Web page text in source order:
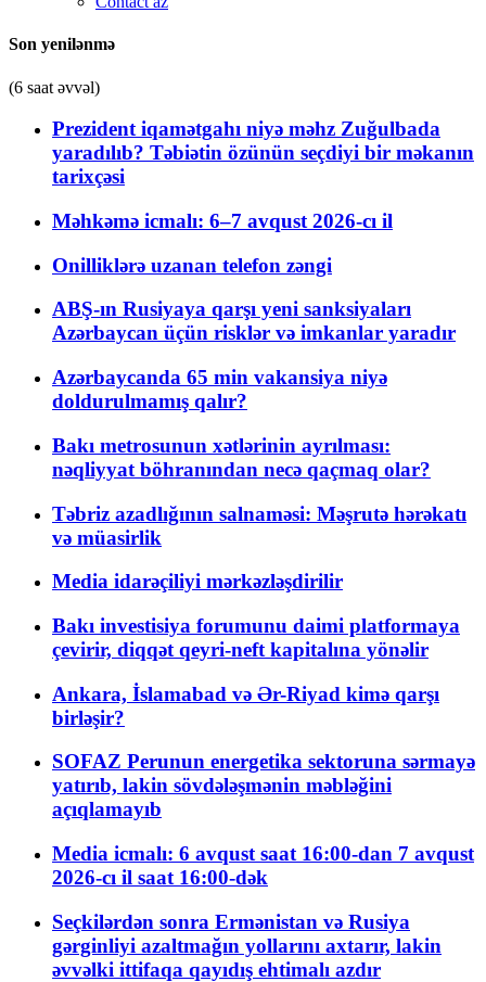
Son yenilənmə
(6 saat əvvəl)
Prezident iqamətgahı niyə məhz Zuğulbada
yaradılıb? Təbiətin özünün seçdiyi bir məkanın
tarixçəsi
Məhkəmə icmalı: 6–7 avqust 2026-cı il
Onilliklərə uzanan telefon zəngi
ABŞ-ın Rusiyaya qarşı yeni sanksiyaları
Azərbaycan üçün risklər və imkanlar yaradır
Azərbaycanda 65 min vakansiya niyə
doldurulmamış qalır?
Bakı metrosunun xətlərinin ayrılması:
nəqliyyat böhranından necə qaçmaq olar?
Təbriz azadlığının salnaməsi: Məşrutə hərəkatı
və müasirlik
Media idarəçiliyi mərkəzləşdirilir
Bakı investisiya forumunu daimi platformaya
çevirir, diqqət qeyri-neft kapitalına yönəlir
Ankara, İslamabad və Ər-Riyad kimə qarşı
birləşir?
SOFAZ Perunun energetika sektoruna sərmayə
yatırıb, lakin sövdələşmənin məbləğini
açıqlamayıb
Media icmalı: 6 avqust saat 16:00-dan 7 avqust
2026-cı il saat 16:00-dək
Seçkilərdən sonra Ermənistan və Rusiya
gərginliyi azaltmağın yollarını axtarır, lakin
əvvəlki ittifaqa qayıdış ehtimalı azdır